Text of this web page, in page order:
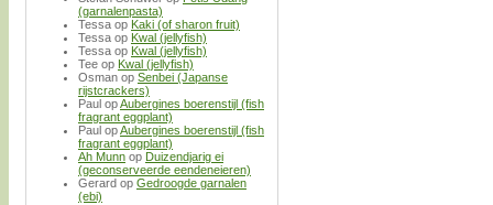
(garnalenpasta)
Tessa op Kaki (of sharon fruit)
Tessa op Kwal (jellyfish)
Tessa op Kwal (jellyfish)
Tee op Kwal (jellyfish)
Osman op Senbei (Japanse
rijstcrackers)
Paul opAubergines boerenstijl (fish
fragrant eggplant)
Paul opAubergines boerenstijl (fish
fragrant eggplant)
Ah Munn op Duizendjarig ei
(geconserveerde eendeneieren)
Gerard op Gedroogde garnalen
(ebi)